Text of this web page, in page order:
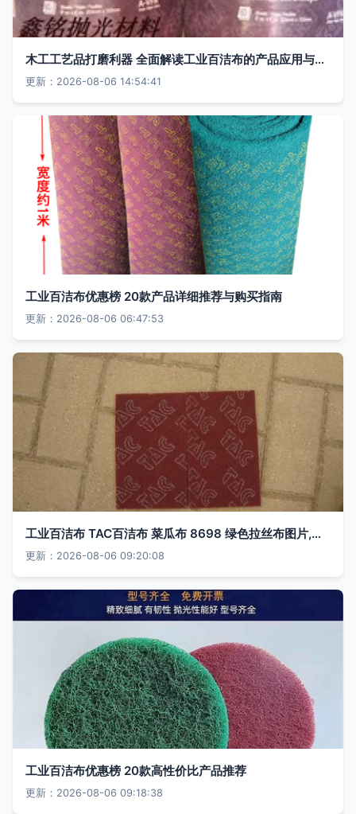
木工工艺品打磨利器 全面解读工业百洁布的产品应用与选择指南
更新：2026-08-06 14:54:41
工业百洁布优惠榜 20款产品详细推荐与购买指南
更新：2026-08-06 06:47:53
工业百洁布 TAC百洁布 菜瓜布 8698 绿色拉丝布图片,工业百洁布 TAC百洁布 菜瓜布 8698 绿色拉丝布图片大全,沈阳市和平区仁万友五金机电产品经销处-2-
更新：2026-08-06 09:20:08
工业百洁布优惠榜 20款高性价比产品推荐
更新：2026-08-06 09:18:38